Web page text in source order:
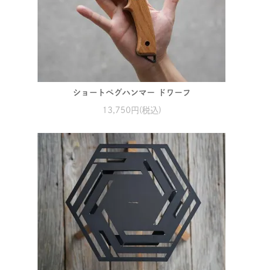
ショートペグハンマー ドワーフ
13,750円(税込)